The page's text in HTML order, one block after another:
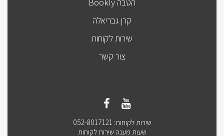
קרן גבריאלה
שירות לקוחות
צור קשר
שירות לקוחות: 052-8017121
שעות מענה שירות לקוחות